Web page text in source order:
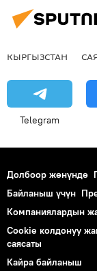
КЫРГЫЗСТАН
Telegram
Долбоор жөнүндө
Байланыш үчүн
Компаниялардын
Cookie колдонуу
саясаты
Кайра байланыш